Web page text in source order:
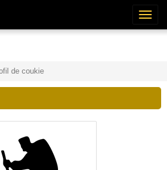
de coukie